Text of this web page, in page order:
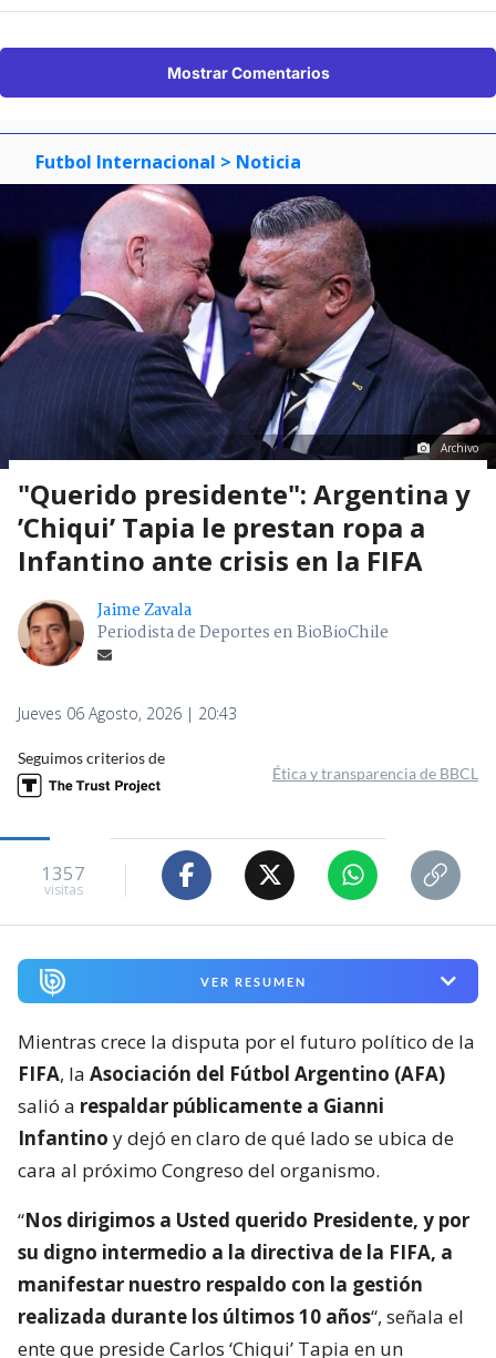
Mostrar Comentarios
Futbol Internacional > Noticia
Archivo
"Querido presidente": Argentina y
’Chiqui’ Tapia le prestan ropa a
Infantino ante crisis en la FIFA
Jaime Zavala
Periodista de Deportes en BioBioChile
Jueves 06 Agosto, 2026 | 20:43
Seguimos criterios de
Ética y transparencia de BBCL
1357
visitas
VER RESUMEN
Mientras crece la disputa por el futuro político de la
FIFA, la Asociación del Fútbol Argentino (AFA)
salió a respaldar públicamente a Gianni
Infantino y dejó en claro de qué lado se ubica de
cara al próximo Congreso del organismo.
“Nos dirigimos a Usted querido Presidente, y por
su digno intermedio a la directiva de la FIFA, a
manifestar nuestro respaldo con la gestión
realizada durante los últimos 10 años“, señala el
ente que preside Carlos ‘Chiqui’ Tapia en un